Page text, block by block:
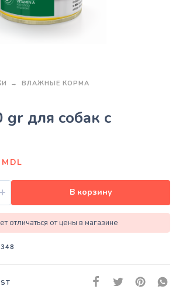
ВЛАЖНЫЕ КОРМА
для собак с
MDL
+ В корзину
отличаться от цены в магазине